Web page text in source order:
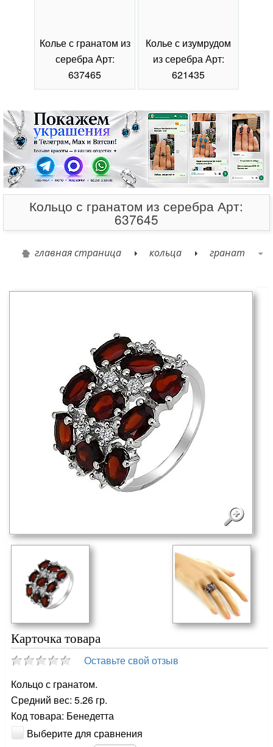
Колье с гранатом из
серебра Арт:
637465
Колье с изумрудом
из серебра Арт:
621435
Кольцо с гранатом из серебра Арт:
637645
главная страница кольца гранат
Карточка товара
Оставьте свой отзыв
Кольцо с гранатом.
Средний вес: 5.26 гр.
Код товара: Бенедетта
Выберите для сравнения